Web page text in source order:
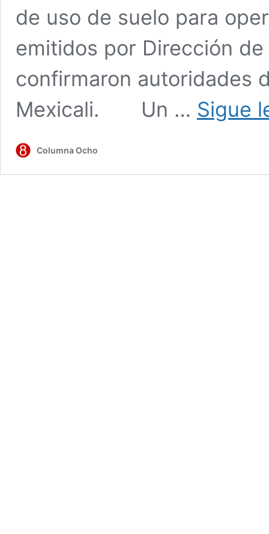
de uso de suelo para
emitidos por Dirección
confirmaron autoridades
Mexicali. Un … Sigue
Columna Ocho